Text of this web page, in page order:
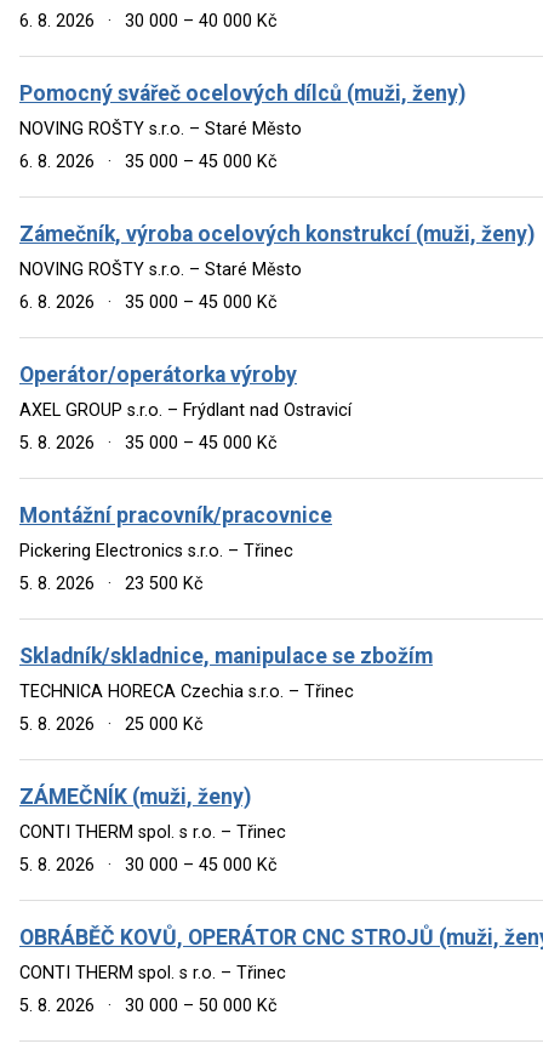
6. 8. 2026
· 30 000 – 40 000 Kč
Pomocný svářeč ocelových dílců (muži, ženy)
NOVING ROŠTY s.r.o. – Staré Město
6. 8. 2026
· 35 000 – 45 000 Kč
Zámečník, výroba ocelových konstrukcí (muži, ženy)
NOVING ROŠTY s.r.o. – Staré Město
6. 8. 2026
· 35 000 – 45 000 Kč
Operátor/operátorka výroby
AXEL GROUP s.r.o. – Frýdlant nad Ostravicí
5. 8. 2026
· 35 000 – 45 000 Kč
Montážní pracovník/pracovnice
Pickering Electronics s.r.o. – Třinec
5. 8. 2026
· 23 500 Kč
Skladník/skladnice, manipulace se zbožím
TECHNICA HORECA Czechia s.r.o. – Třinec
5. 8. 2026
· 25 000 Kč
ZÁMEČNÍK (muži, ženy)
CONTI THERM spol. s r.o. – Třinec
5. 8. 2026
· 30 000 – 45 000 Kč
OBRÁBĚČ KOVŮ, OPERÁTOR CNC STROJŮ (muži,
CONTI THERM spol. s r.o. – Třinec
5. 8. 2026
· 30 000 – 50 000 Kč